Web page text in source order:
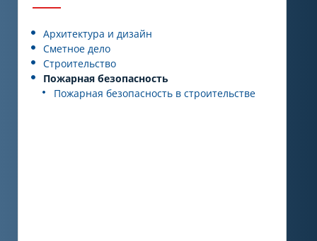
Архитектура и дизайн
Сметное дело
Строительство
Пожарная безопасность
Пожарная безопасность в строительстве